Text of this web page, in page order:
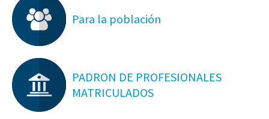
Para la población
PADRON DE PROFESIONALES
MATRICULADOS